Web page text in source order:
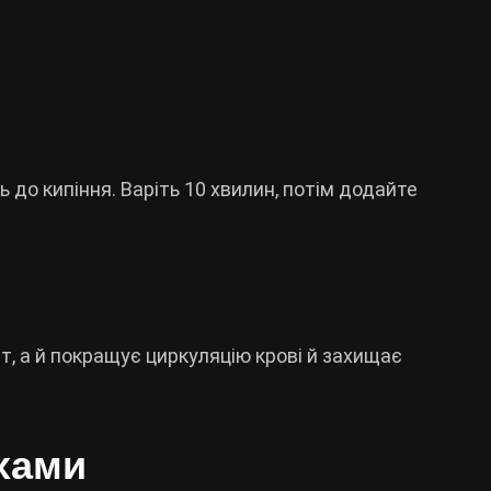
до кипіння. Варіть 10 хвилин, потім додайте
а й покращує циркуляцію крові й захищає